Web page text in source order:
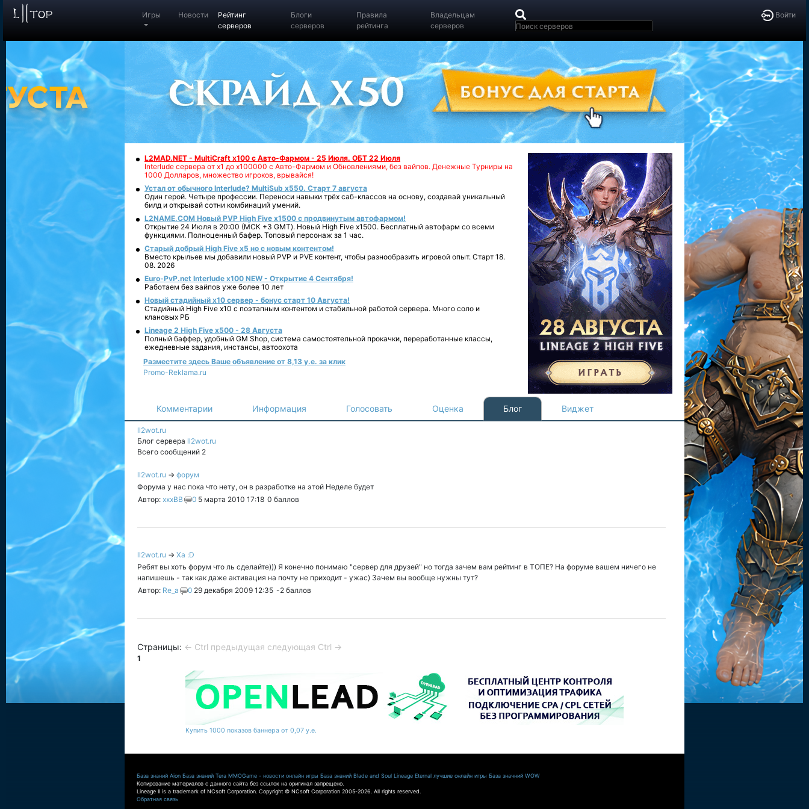
Войти
Игры Новости
Рейтинг
серверов
Блоги
серверов
Правила
рейтинга
Владельцам
серверов
L2MAD.NET - MultiCraft x100 с Авто-Фармом - 25 Июля. ОБТ 22 Июля
Interlude сервера от х1 до х100000 с Авто-Фармом и Обновлениями, без вайпов. Денежные Турниры на
1000 Долларов, множество игроков, врывайся!
Устал от обычного Interlude? MultiSub x550. Старт 7 августа
Один герой. Четыре профессии. Переноси навыки трёх саб-классов на основу, создавай уникальный
билд и открывай сотни комбинаций умений.
L2NAME.COM Новый PVP High Five x1500 с продвинутым автофармом!
Открытие 24 Июля в 20:00 (МСК +3 GMT). Новый High Five x1500. Бесплатный автофарм со всеми
функциями. Полноценный бафер. Топовый персонаж за 1 час.
Старый добрый High Five x5 но с новым контентом!
Вместо крыльев мы добавили новый PVP и PVE контент, чтобы разнообразить игровой опыт. Старт 18.
08. 2026
Euro-PvP.net Interlude х100 NEW - Открытие 4 Сентября!
Работаем без вайпов уже более 10 лет
Новый стадийный х10 сервер - бонус старт 10 Августа!
Стадийный High Five x10 с поэтапным контентом и стабильной работой сервера. Много соло и
клановых РБ
Lineage 2 High Five x500 - 28 Августа
Полный баффер, удобный GM Shop, система самостоятельной прокачки, переработанные классы,
ежедневные задания, инстансы, автоохота
Разместите здесь Ваше объявление от 8,13 у.е. за клик
Promo-Reklama.ru
Комментарии Информация Голосовать Оценка Блог Виджет
ll2wot.ru
Блог сервера ll2wot.ru
Всего сообщений 2
ll2wot.ru → форум
Форума у нас пока что нету, он в разработке на этой Неделе будет
Автор: xxxBB 0 5 марта 2010 17:18 0 баллов
ll2wot.ru → Ха :D
Ребят вы хоть форум что ль сделайте))) Я конечно понимаю "сервер для друзей" но тогда зачем вам рейтинг в ТОПЕ? На форуме вашем ничего не
напишешь - так как даже активация на почту не приходит - ужас) Зачем вы вообще нужны тут?
Автор: Re_a 0 29 декабря 2009 12:35 -2 баллов
Страницы: ← Ctrl предыдущая следующая Ctrl →
1
Купить 1000 показов баннера от 0,07 у.е.
База знаний Aion База знаний Tera MMOGame - новости онлайн игры База знаний Blade and Soul Lineage Eternal лучшие онлайн игры База значний WOW
Копирование материалов с данного сайта без ссылок на оригинал запрещено.
Lineage II is a trademark of NCsoft Corporation. Copyright © NCsoft Corporation 2005-2026. All rights reserved.
Обратная связь